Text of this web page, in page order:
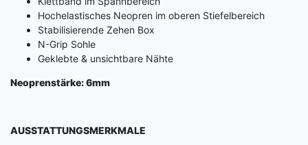
Hochelastisches Neopren im oberen Stiefelbereich
Stabilisierende Zehen Box
N-Grip Sohle
Geklebte & unsichtbare Nähte
Neoprenstärke: 6mm
AUSSTATTUNGSMERKMALE